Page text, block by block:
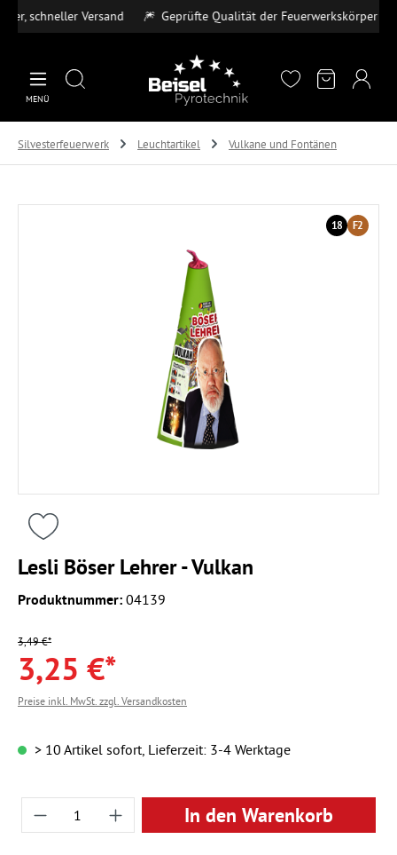
Zum Hauptinhalt springen
schneller Versand Geprüfte Qualität der Feuerwerkskörper
MENÜ
Silvesterfeuerwerk Leuchtartikel Vulkane und Fontänen
18 F2
Lesli Böser Lehrer - Vulkan
Produktnummer: 04139
3,49 €*
3,25 €*
Preise inkl. MwSt. zzgl. Versandkosten
> 10 Artikel sofort, Lieferzeit: 3-4 Werktage
Produkt Anzahl: Gib den gewünschten
In den Warenkorb